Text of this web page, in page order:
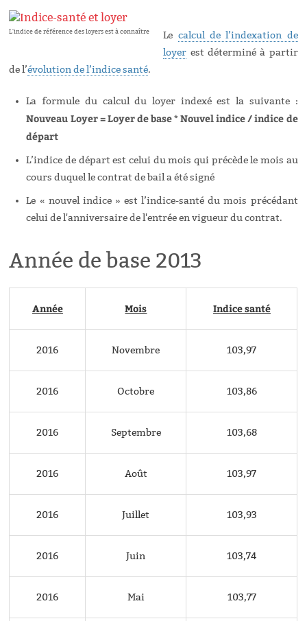
L'indice de référence des loyers est à connaître Le calcul de l’indexation de
loyer est déterminé à partir
de l’évolution de l’indice santé.
La formule du calcul du loyer indexé est la suivante :
Nouveau Loyer = Loyer de base * Nouvel indice / indice de
départ
L’indice de départ est celui du mois qui précède le mois au
cours duquel le contrat de bail a été signé
Le « nouvel indice » est l’indice-santé du mois précédant
celui de l'anniversaire de l'entrée en vigueur du contrat.
Année de base 2013
Année Mois Indice santé
2016 Novembre 103,97
2016 Octobre 103,86
2016 Septembre 103,68
2016 Août 103,97
2016 Juillet 103,93
2016 Juin 103,74
2016 Mai 103,77